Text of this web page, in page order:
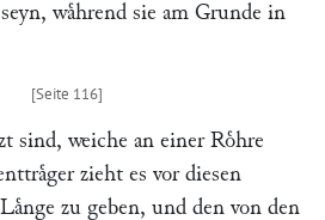
waͤhrend sie am Grunde in
sind, weiche an einer Roͤhre
zieht es vor diesen
zu geben, und den von den